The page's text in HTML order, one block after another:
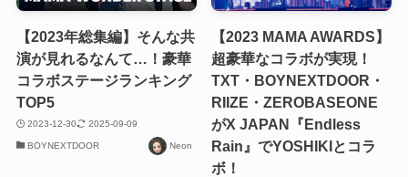
【2023年総集編】そんな共
演が見れるなんて…！豪華
コラボステージランキング
TOP5
2023-12-30 2025-09-09
BOYNEXTDOOR Neon
【2023 MAMA AWARDS】
超豪華なコラボが実現！
TXT・BOYNEXTDOOR・
RIIZE・ZEROBASEONE
がX JAPAN『Endless
Rain』でYOSHIKIとコラ
ボ！